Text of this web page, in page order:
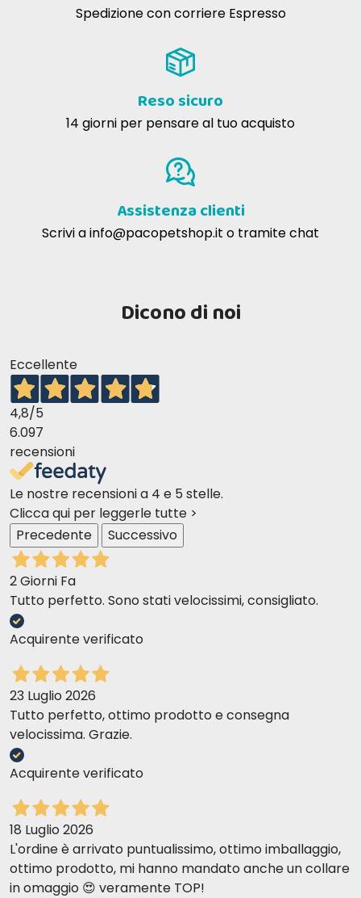
Spedizione con corriere Espresso
Reso sicuro
14 giorni per pensare al tuo acquisto
Assistenza clienti
Scrivi ainfo@pacopetshop.it o tramite chat
Dicono di noi
Eccellente
4,8/5
6.097
recensioni
Le nostre recensioni a 4 e 5 stelle.
Clicca qui per leggerle tutte >
Precedente
Successivo
2 Giorni Fa
Tutto perfetto. Sono stati velocissimi, consigliato.
Acquirente verificato
23 Luglio 2026
Tutto perfetto, ottimo prodotto e consegna
velocissima. Grazie.
Acquirente verificato
18 Luglio 2026
L'ordine è arrivato puntualissimo, ottimo imballaggio,
ottimo prodotto, mi hanno mandato anche un collare
in omaggio 😍 veramente TOP!